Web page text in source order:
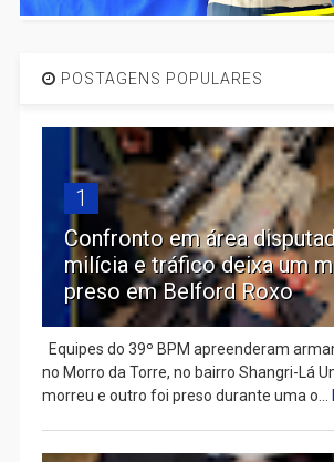
POSTAGENS POPULARES
1
Confronto em área
milícia e tráfico deixa um
preso em Belford Roxo
Equipes do 39º BPM apreenderam
no Morro da Torre, no bairro Shangri-Lá
morreu e outro foi preso durante uma o...